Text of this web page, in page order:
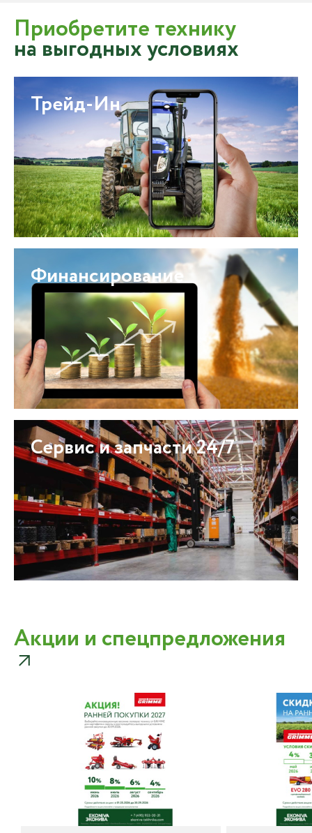
Приобретите технику
на выгодных условиях
Трейд-Ин
Финансирование
Сервис и запчасти 24/7
Акции и спецпредложения